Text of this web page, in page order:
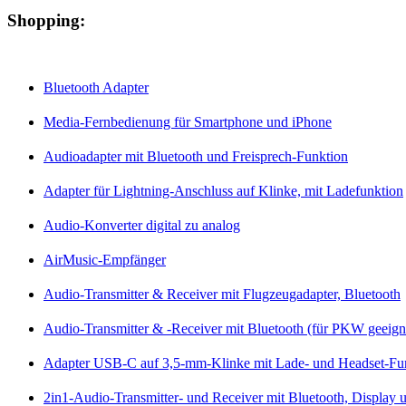
Shopping:
Bluetooth Adapter
Media-Fernbedienung für Smartphone und iPhone
Audioadapter mit Bluetooth und Freisprech-Funktion
Adapter für Lightning-Anschluss auf Klinke, mit Ladefunktion
Audio-Konverter digital zu analog
AirMusic-Empfänger
Audio-Transmitter & Receiver mit Flugzeugadapter, Bluetooth
Audio-Transmitter & -Receiver mit Bluetooth (für PKW
Adapter USB-C auf 3,5-mm-Klinke mit Lade- und Headset-
2in1-Audio-Transmitter- und Receiver mit Bluetooth, Display